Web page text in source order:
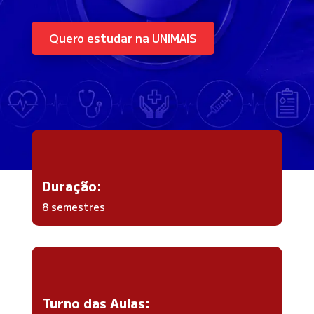
Quero estudar na UNIMAIS
Duração:
8 semestres
Turno das Aulas: